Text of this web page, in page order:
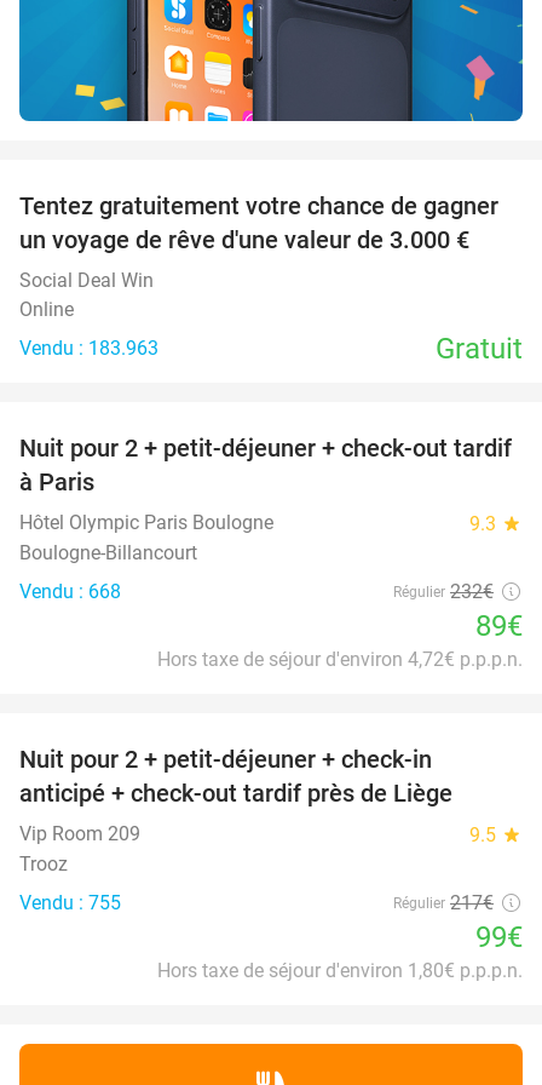
Tentez gratuitement votre chance de gagner
un voyage de rêve d'une valeur de 3.000 €
Social Deal Win
Online
Vendu : 183.963
Gratuit
62%
Nuit pour 2 + petit-déjeuner + check-out tardif
à Paris
Hôtel Olympic Paris Boulogne 9.3 star
Boulogne-Billancourt
Vendu : 668
Régulier 232€
89€
Hors taxe de séjour d'environ 4,72€ p.p.p.n.
Nuit pour 2 + petit-déjeuner + check-in
anticipé + check-out tardif près de Liège
Vip Room 209 9.5 star
Trooz
Vendu : 755
Régulier 217€
99€
Hors taxe de séjour d'environ 1,80€ p.p.p.n.